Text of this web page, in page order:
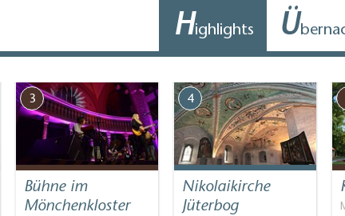
Highlights Ü
3
Bühne im
Mönchenkloster
4
Nikolaikirche
Jüterbog